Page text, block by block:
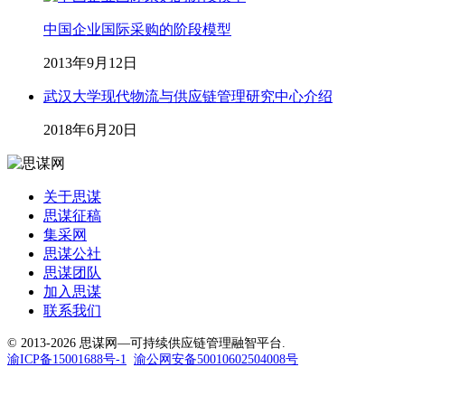
中国企业国际采购的阶段模型
2013年9月12日
武汉大学现代物流与供应链管理研究中心介绍
2018年6月20日
关于思谋
思谋征稿
集采网
思谋公社
思谋团队
加入思谋
联系我们
© 2013-2026 思谋网—可持续供应链管理融智平台.
渝ICP备15001688号-1
渝公网安备50010602504008号